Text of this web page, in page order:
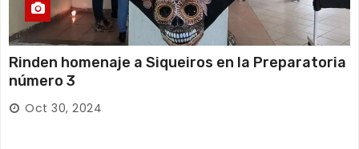
Rinden homenaje a Siqueiros en la Preparatoria
número 3
Oct 30, 2024